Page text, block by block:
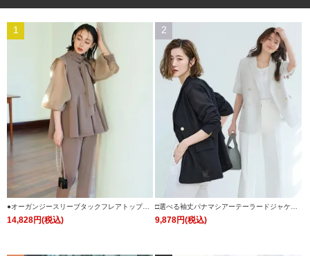
1
●オーガンジースリーブタックフレアトップス
＆シークレットゴム・スリムテーパードパンツ
14,828円(税込)
2
□選べる袖丈パナマシアーテーラードジャケッ
ト 「CJK1543」
9,878円(税込)